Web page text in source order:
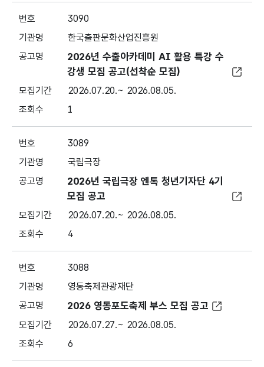
3090
한국출판문화산업진흥원
2026년 수출아카데미 AI 활용 특강 수
강생 모집 공고(선착순 모집)
2026.07.20.~ 2026.08.05.
1
3089
국립극장
2026년 국립극장 엔톡 청년기자단 4기
모집 공고
2026.07.20.~ 2026.08.05.
4
3088
영동축제관광재단
2026 영동포도축제 부스 모집 공고
2026.07.27.~ 2026.08.05.
6